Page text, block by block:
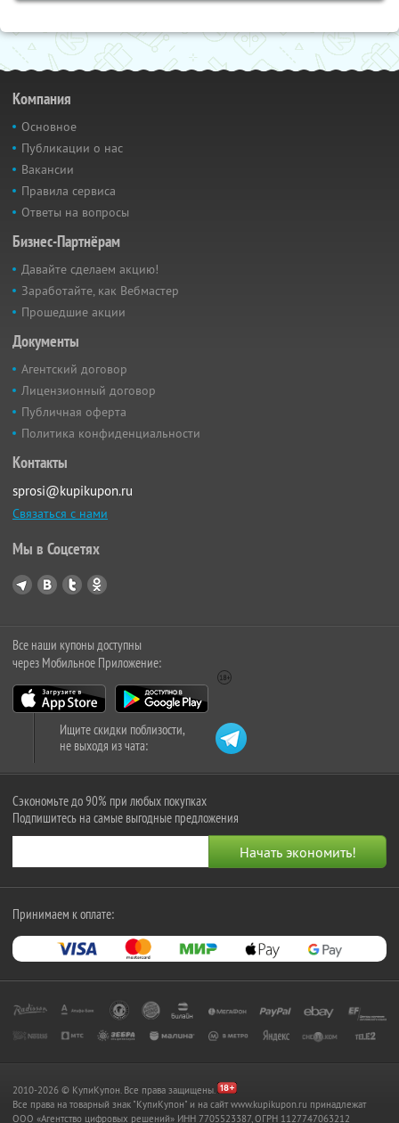
Компания
Основное
Публикации о нас
Вакансии
Правила сервиса
Ответы на вопросы
Бизнес-Партнёрам
Давайте сделаем акцию!
Заработайте, как Вебмастер
Прошедшие акции
Документы
Агентский договор
Лицензионный договор
Публичная оферта
Политика конфиденциальности
Контакты
sprosi@kupikupon.ru
Связаться с нами
Мы в Соцсетях
Все наши купоны доступны
через Мобильное Приложение:
Ищите скидки поблизости,
не выходя из чата:
Сэкономьте до 90% при любых покупках
Подпишитесь на самые выгодные предложения
Принимаем к оплате:
2010-2026 © КупиКупон. Все права защищены.
Все права на товарный знак "КупиКупон" и на сайт www.kupikupon.ru принадлежат
OOO «Агентство цифровых решений» ИНН 7705523387, ОГРН 1127747063212